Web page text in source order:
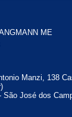
ME
Manzi, 138
São José dos